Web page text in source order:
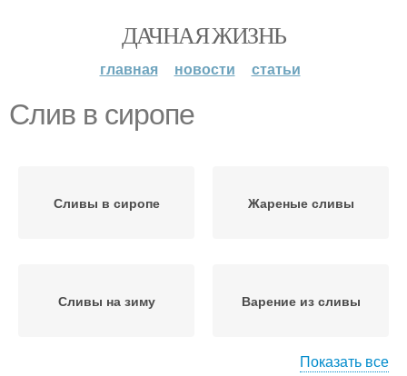
ДАЧНАЯ ЖИЗНЬ
главная новости статьи
Слив в сиропе
Сливы в сиропе Жареные сливы
Сливы на зиму Варение из сливы
Показать все